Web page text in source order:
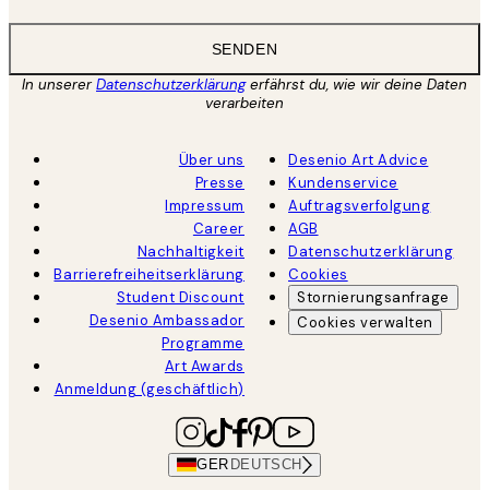
SENDEN
In unsererDatenschutzerklärungerfährst du, wie wir deine Daten
verarbeiten
Über uns
Presse
Impressum
Career
Nachhaltigkeit
Barrierefreiheitserklärung
Student Discount
Desenio Ambassador
Programme
Art Awards
Anmeldung (geschäftlich)
Desenio Art Advice
Kundenservice
Auftragsverfolgung
AGB
Datenschutzerklärung
Cookies
Stornierungsanfrage
Cookies verwalten
GER DEUTSCH